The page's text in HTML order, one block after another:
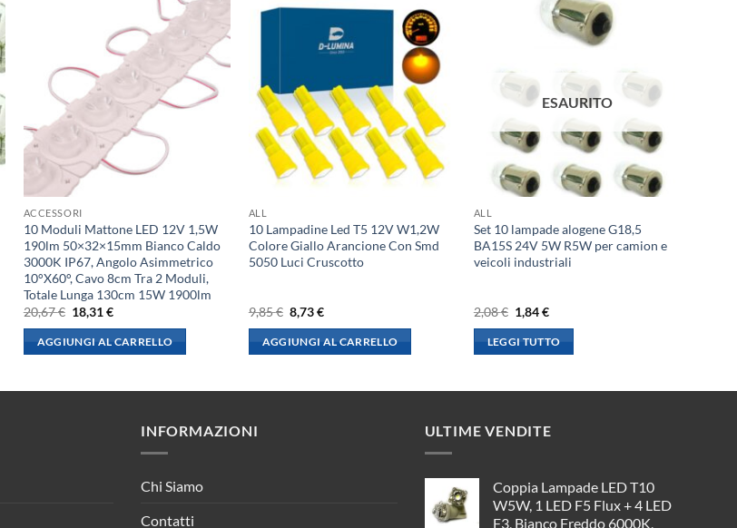
ACCESSORI
10 Moduli Mattone LED 12V 1,5W
190lm 50×32×15mm Bianco Caldo
3000K IP67, Angolo Asimmetrico
10°X60°, Cavo 8cm Tra 2 Moduli,
Totale Lunga 130cm 15W 1900lm
20,67€ Il
prezzo
originale
era:
18,31€Il
attuale
è:
AGGIUNGI AL CARRELLO
ALL
10 Lampadine Led T5 12V W1,2W
Colore Giallo Arancione Con Smd
5050 Luci Cruscotto
9,85€ Il
prezzo
originale
era:
8,73€Il
attuale
è:
AGGIUNGI AL CARRELLO
ESAURITO
ALL
Set 10 lampade alogene G18,5
BA15S 24V 5W R5W per camion e
veicoli industriali
2,08€ Il
prezzo
originale
era:
1,84€Il
attuale
è:
LEGGI TUTTO
INFORMAZIONI
Chi Siamo
Contatti
ULTIME VENDITE
Coppia Lampade LED T10
W5W, 1 LED F5 Flux + 4 LED
F3, Bianco Freddo 6000K,